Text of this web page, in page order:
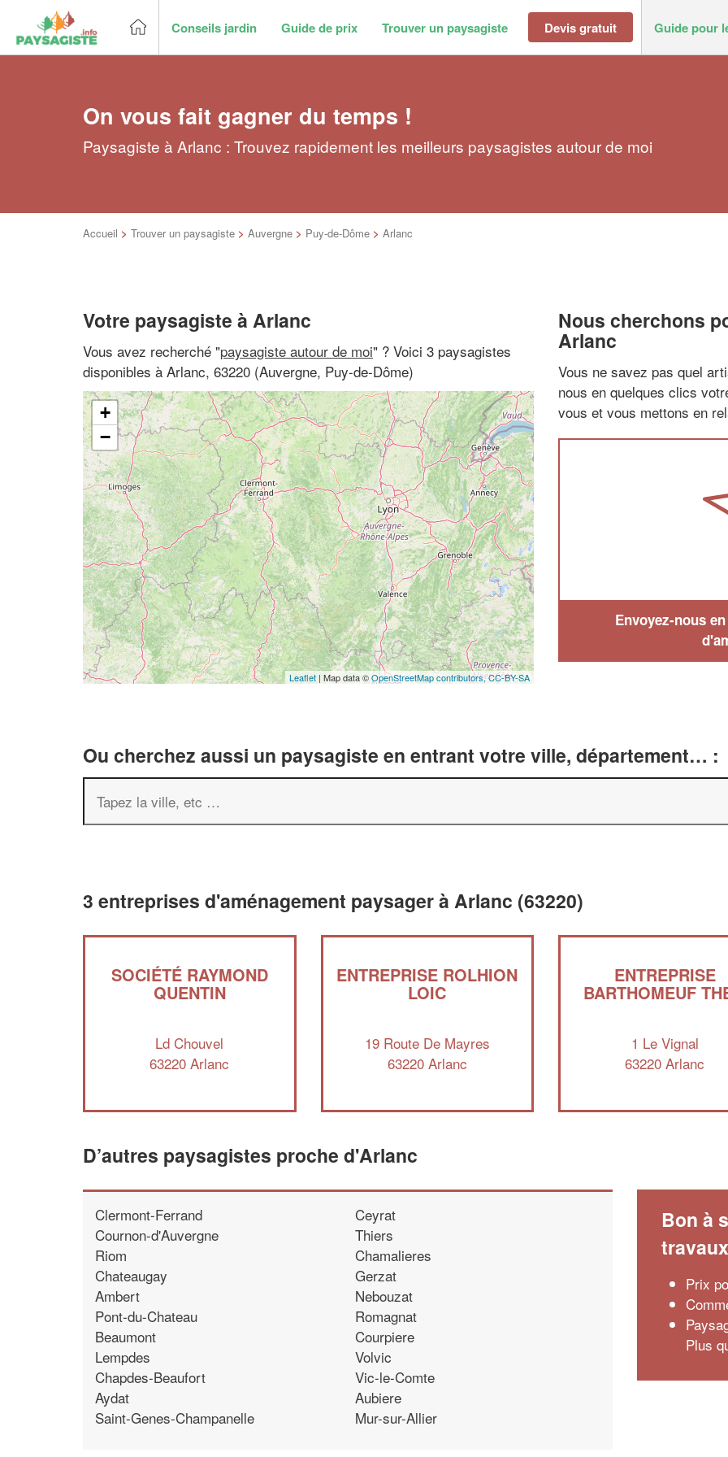
Conseils jardin Guide de prix Trouver un paysagiste Devis gratuit Guide pour
On vous fait gagner du temps !
Paysagiste à Arlanc : Trouvez rapidement les meilleurs paysagistes autour de moi
Accueil > Trouver un paysagiste > Auvergne > Puy-de-Dôme > Arlanc
Votre paysagiste à Arlanc
Vous avez recherché "paysagiste autour de moi" ? Voici 3 paysagistes
disponibles à Arlanc, 63220 (Auvergne, Puy-de-Dôme)
+
−
Leaflet | Map data ©OpenStreetMap contributors,CC-BY-SA
Nous cherchons
Arlanc
Vous ne savez pas quel
nous en quelques clics
vous et vous mettons en
Envoyez-nous
Ou cherchez aussi un paysagiste en entrant votre ville, département… :
3 entreprises d'aménagement paysager à Arlanc (63220)
SOCIÉTÉ RAYMOND
QUENTIN
Ld Chouvel
63220 Arlanc
ENTREPRISE ROLHION
LOIC
19 Route De Mayres
63220 Arlanc
ENTREPRISE
BARTHOMEUF
1 Le Vignal
63220 Arlanc
D’autres paysagistes proche d'Arlanc
Clermont-Ferrand
Cournon-d'Auvergne
Riom
Chateaugay
Ambert
Pont-du-Chateau
Beaumont
Lempdes
Chapdes-Beaufort
Aydat
Saint-Genes-Champanelle
Ceyrat
Thiers
Chamalieres
Gerzat
Nebouzat
Romagnat
Courpiere
Volvic
Vic-le-Comte
Aubiere
Mur-sur-Allier
Bon à
travaux
Prix
Plus